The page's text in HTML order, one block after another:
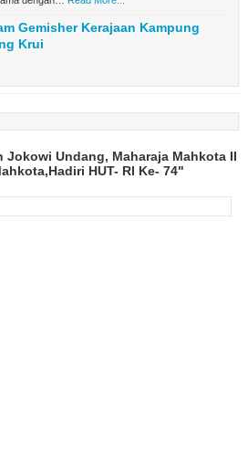
Gemisher Kerajaan Kampung
Krui
Jokowi Undang, Maharaja Mahkota II
HUT- RI Ke- 74"